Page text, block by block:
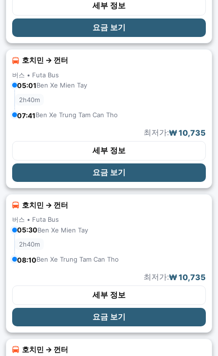
세부 정보
요금 보기
호치민 → 껀터
버스 • Futa Bus
05:01Ben Xe Mien Tay
2h40m
07:41Ben Xe Trung Tam Can Tho
최저가:₩ 10,735
세부 정보
요금 보기
호치민 → 껀터
버스 • Futa Bus
05:30Ben Xe Mien Tay
2h40m
08:10Ben Xe Trung Tam Can Tho
최저가:₩ 10,735
세부 정보
요금 보기
호치민 → 껀터